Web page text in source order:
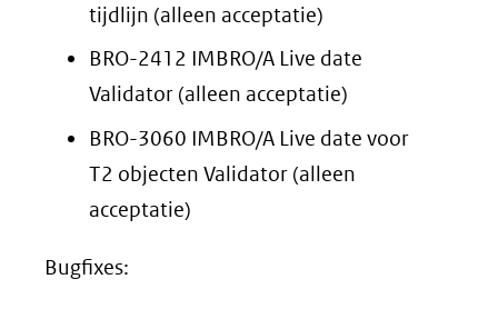
tijdlijn (alleen acceptatie)
BRO-2412 IMBRO/A Live date
Validator (alleen acceptatie)
BRO-3060 IMBRO/A Live date voor
T2 objecten Validator (alleen
acceptatie)
Bugfixes: